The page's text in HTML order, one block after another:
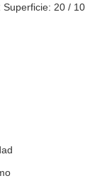
Superficie: 20 / 10